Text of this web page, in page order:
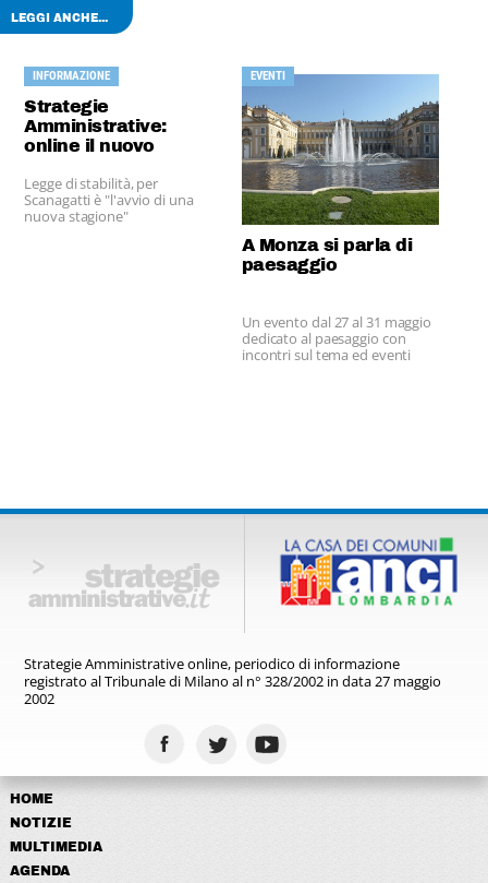
LEGGI ANCHE...
INFORMAZIONE
Strategie
Amministrative:
online il nuovo
Legge di stabilità, per
Scanagatti è "l'avvio di una
nuova stagione"
EVENTI
A Monza si parla di
paesaggio
Un evento dal 27 al 31 maggio
dedicato al paesaggio con
incontri sul tema ed eventi
Strategie Amministrative online, periodico di informazione
registratoal Tribunale di Milano al n° 328/2002 in data 27 maggio
2002
HOME
NOTIZIE
MULTIMEDIA
AGENDA